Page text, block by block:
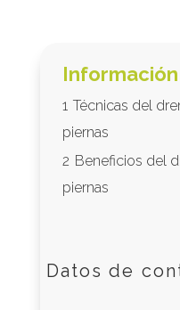
1 Técnicas del
piernas
2 Beneficios del
piernas
Datos de